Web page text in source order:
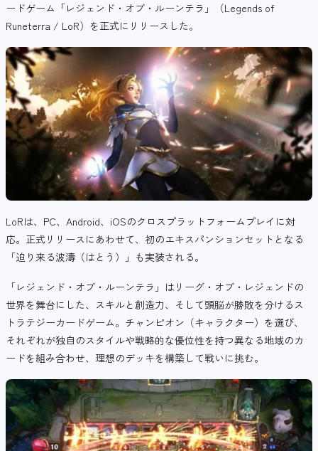
ードゲーム「レジェンド・オブ・ルーンテラ」（Legends of
Runeterra / LoR）を正式にリリースした。
LoRは、PC、Android、iOSのクロスプラットフォームプレイに対
応。正式リリースにあわせて、初のエキスパンションセットとなる
「迫り来る波濤（はとう）」も実装される。
「レジェンド・オブ・ルーンテラ」はリーグ・オブ・レジェンドの
世界を舞台にした、スキルと創造力、そして頭脳が勝敗を分けるス
トラテジーカードゲーム。チャンピオン（キャラクター）を選び、
それぞれが独自のスタイルや戦略的な優位性を持つ異なる地域のカ
ードを組み合わせ、理想のデッキを構築して戦いに挑む。